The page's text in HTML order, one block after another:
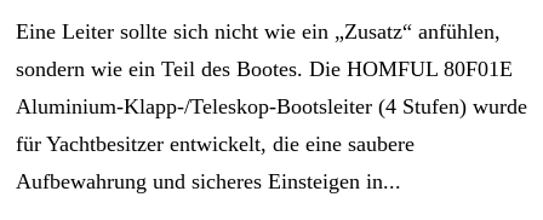
Eine Leiter sollte sich nicht wie ein „Zusatz“ anfühlen,
sondern wie ein Teil des Bootes. Die HOMFUL 80F01E
Aluminium-Klapp-/Teleskop-Bootsleiter (4 Stufen) wurde
für Yachtbesitzer entwickelt, die eine saubere
Aufbewahrung und sicheres Einsteigen in...